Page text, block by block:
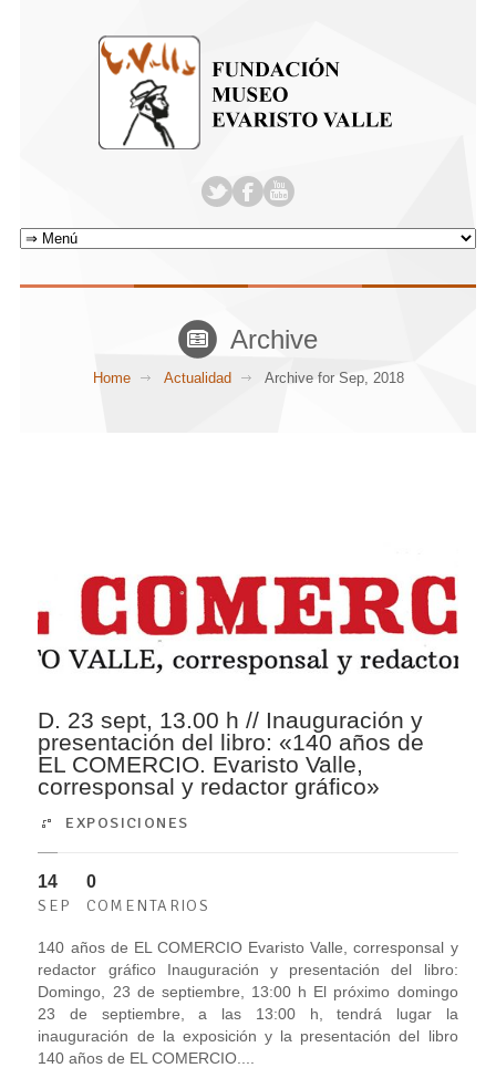
Archive
Home Actualidad Archive for Sep, 2018
D. 23 sept, 13.00 h // Inauguración y
presentación del libro: «140 años de
EL COMERCIO. Evaristo Valle,
corresponsal y redactor gráfico»
EXPOSICIONES
14
SEP
0
COMENTARIOS
140 años de EL COMERCIO Evaristo Valle, corresponsal y
redactor gráfico Inauguración y presentación del libro:
Domingo, 23 de septiembre, 13:00 h El próximo domingo
23 de septiembre, a las 13:00 h, tendrá lugar la
inauguración de la exposición y la presentación del libro
140 años de EL COMERCIO....